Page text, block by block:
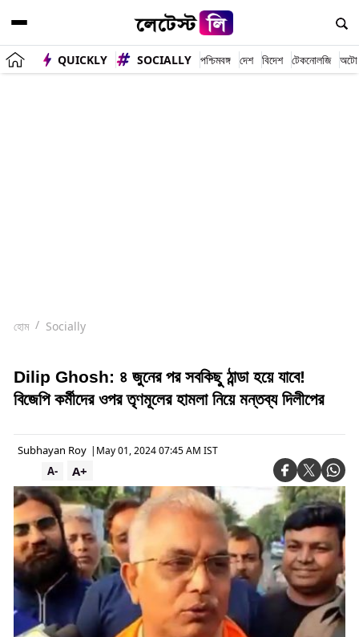
QUICKLY SOCIALLY পশ্চিমবঙ্গ দেশ বিদেশ টেকনোলজি অটো
হোম Socially
Dilip Ghosh: ৪ জুনের পর সবকিছু ঠান্ডা হয়ে যাবে!
বিজেপি কর্মীদের ওপর তৃণমূলের হামলা নিয়ে মন্তব্য দিলীপের
Subhayan Roy | May 01, 2024 07:45 AM IST
A+
A-